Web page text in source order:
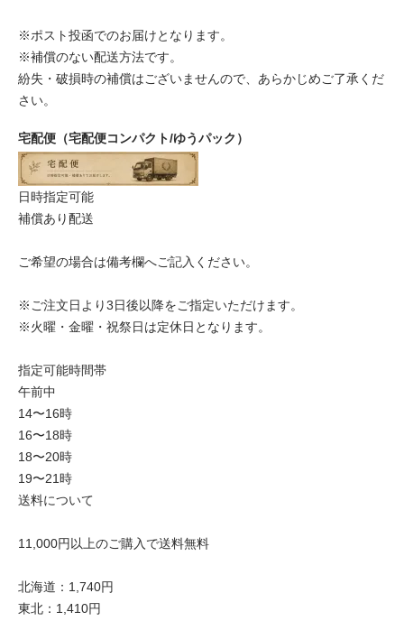
※ポスト投函でのお届けとなります。
※補償のない配送方法です。
紛失・破損時の補償はございませんので、あらかじめご了承くだ
さい。
宅配便（宅配便コンパクト/ゆうパック）
日時指定可能
補償あり配送
ご希望の場合は備考欄へご記入ください。
※ご注文日より3日後以降をご指定いただけます。
※火曜・金曜・祝祭日は定休日となります。
指定可能時間帯
午前中
14〜16時
16〜18時
18〜20時
19〜21時
送料について
11,000円以上のご購入で送料無料
北海道：1,740円
東北：1,410円